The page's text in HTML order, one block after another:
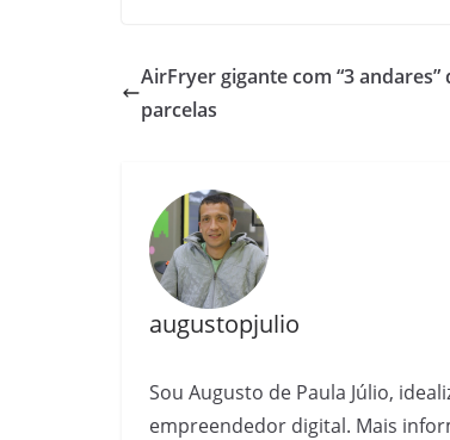
AirFryer gigante com “3
parcelas
augustopjulio
Sou Augusto de Paula Júlio,
empreendedor digital. Mais